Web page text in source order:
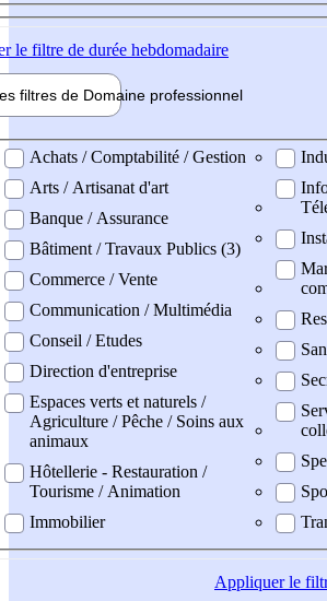
le filtre de durée hebdomadaire
filtres de Domaine professionnel
professionel
Achats / Comptabilité / Gestion
Arts / Artisanat d'art
Banque / Assurance
Bâtiment / Travaux Publics (3)
Commerce / Vente
Communication / Multimédia
Conseil / Etudes
Direction d'entreprise
Espaces verts et naturels /
Agriculture / Pêche / Soins aux
animaux
Hôtellerie - Restauration /
Tourisme / Animation
Immobilier
Appliquerle